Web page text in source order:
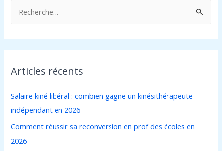
e
c
e
c
h
e
r
Articles récents
Salaire kiné libéral : combien gagne un kinésithérapeute
indépendant en 2026
Comment réussir sa reconversion en prof des écoles en
2026